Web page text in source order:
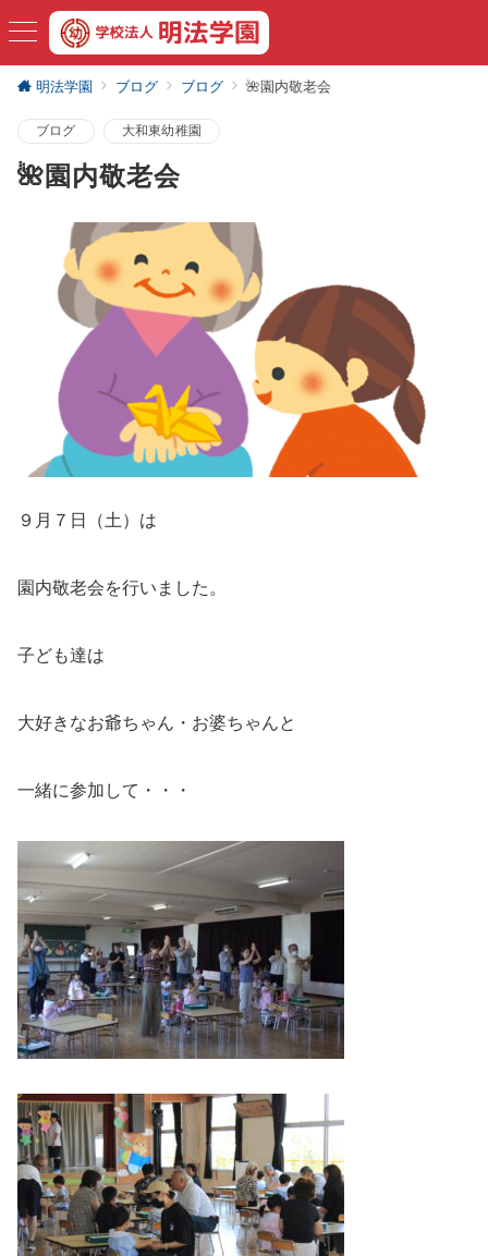
明法学園 ブログ ブログ 🌺園内敬老会
ブログ 大和東幼稚園
🌺園内敬老会
９月７日（土）は
園内敬老会を行いました。
子ども達は
大好きなお爺ちゃん・お婆ちゃんと
一緒に参加して・・・